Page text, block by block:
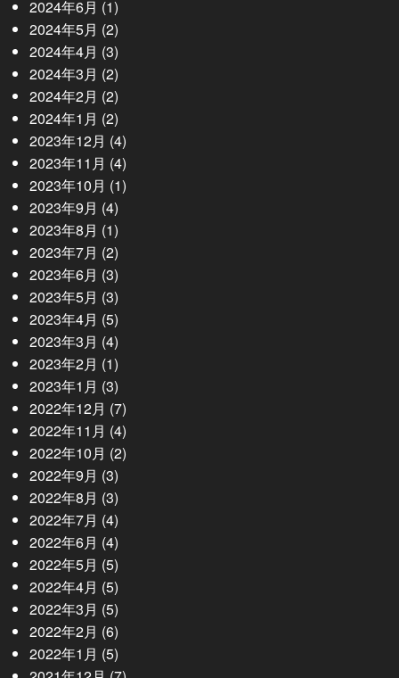
2024年6月 (1)
2024年5月 (2)
2024年4月 (3)
2024年3月 (2)
2024年2月 (2)
2024年1月 (2)
2023年12月 (4)
2023年11月 (4)
2023年10月 (1)
2023年9月 (4)
2023年8月 (1)
2023年7月 (2)
2023年6月 (3)
2023年5月 (3)
2023年4月 (5)
2023年3月 (4)
2023年2月 (1)
2023年1月 (3)
2022年12月 (7)
2022年11月 (4)
2022年10月 (2)
2022年9月 (3)
2022年8月 (3)
2022年7月 (4)
2022年6月 (4)
2022年5月 (5)
2022年4月 (5)
2022年3月 (5)
2022年2月 (6)
2022年1月 (5)